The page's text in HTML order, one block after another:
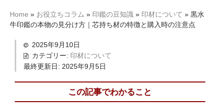
カート
印材から選ぶ
Home » お役立ちコラム » 印鑑の豆知識 » 印材について » 黒水
牛印鑑の本物の見分け方｜芯持ち材の特徴と購入時の注意点
2025年9月10日
カテゴリー: 印材について
最終更新日: 2025年9月5日
この記事でわかること